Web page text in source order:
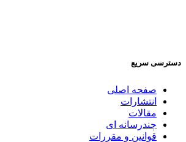
دسترسی سریع
صفحه اصلی
انتشارات
مقالات
چندرسانه ای
قوانین و مقررات